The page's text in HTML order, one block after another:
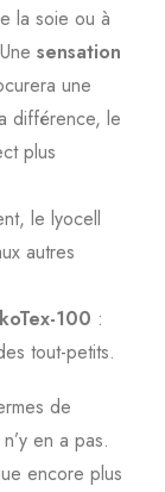
la soie ou à
sensation
une
différence, le
plus
le lyocell
autres
100 :
tout-petits.
de
en a pas.
encore plus